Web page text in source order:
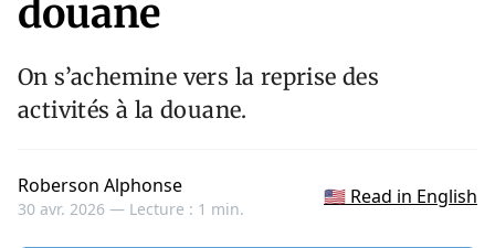
douane
On s’achemine vers la reprise des
activités à la douane.
Roberson Alphonse
30 avr. 2026 — Lecture : 1 min.
🇺🇸 Read in English